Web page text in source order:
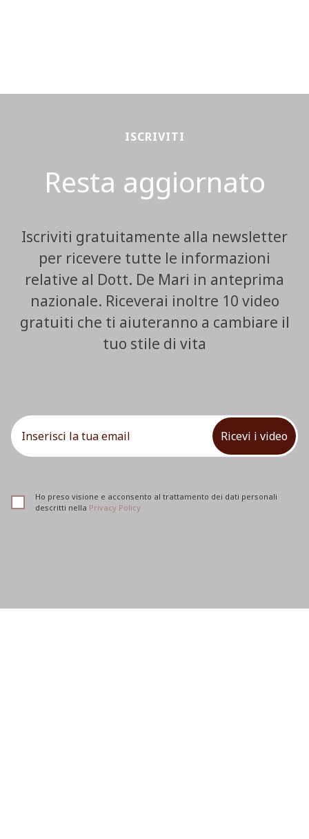
ISCRIVITI
Resta aggiornato
Iscriviti gratuitamente alla newsletter
per ricevere tutte le informazioni
relative al Dott. De Mari in anteprima
nazionale. Riceverai inoltre 10 video
gratuiti che ti aiuteranno a cambiare il
tuo stile di vita
Ricevi i video
Ho preso visione e acconsento al trattamento dei dati personali
descritti nella Privacy Policy